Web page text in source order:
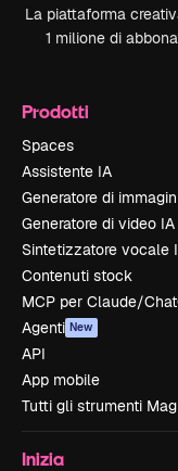
La piattaforma
1 milione di
Prodotti
Spaces
Assistente IA
Generatore di
Generatore di video IA
Sintetizzatore vocale
Contenuti stock
MCP per Claude/
Agenti New
API
App mobile
Tutti gli strumenti
Inizia